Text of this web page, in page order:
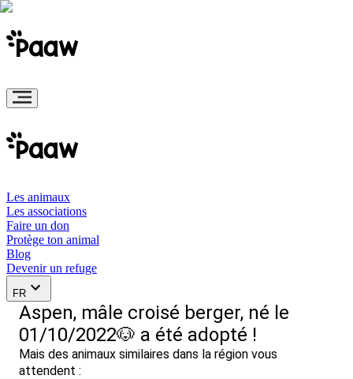
Les animaux
Les associations
Faire un don
Protège ton animal
Blog
Devenir un refuge
FR
Aspen, mâle croisé berger, né le
01/10/2022🐶 a été adopté !
Mais des animaux similaires dans la région vous
attendent :